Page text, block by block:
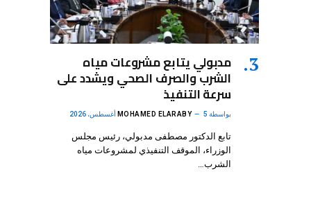
مدبولي يتابع مشروعات مياه
الشرب والصرف الصحي ويشدد على
سرعة التنفيذ
بواسطة MOHAMED ELARABY 5 أغسطس، 2026
تابع الدكتور مصطفى مدبولي، رئيس مجلس
الوزراء، الموقف التنفيذي لمشروعات مياه
الشرب…